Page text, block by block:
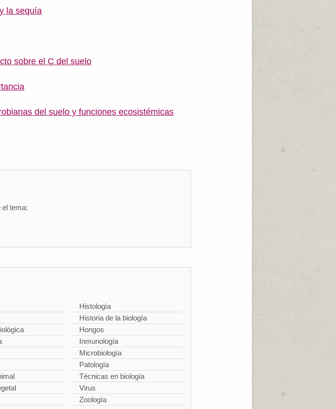
la sequía
sobre el C del suelo
del suelo y funciones ecosistémicas
el tema:
Histología
Historia de la biología
Hongos
Inmunología
Microbiología
Patología
Técnicas en biología
Virus
Zoología